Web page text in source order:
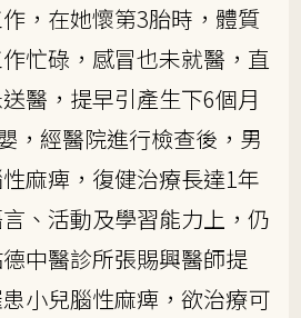
，在她懷第3胎時，體質
忙碌，感冒也未就醫，直
醫，提早引產生下6個月
，經醫院進行檢查後，男
麻痺，復健治療長達1年
、活動及學習能力上，仍
中醫診所張賜興醫師提
小兒腦性麻痺，欲治療可